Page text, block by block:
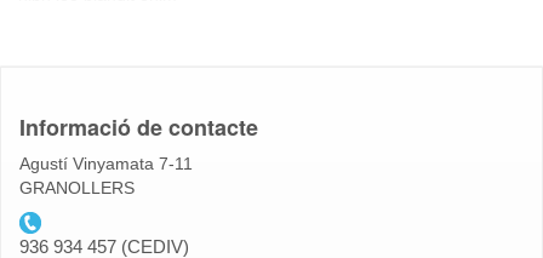
Informació de contacte
Agustí Vinyamata 7-11
GRANOLLERS
telefon_cediv.gif
936 934 457 (CEDIV)